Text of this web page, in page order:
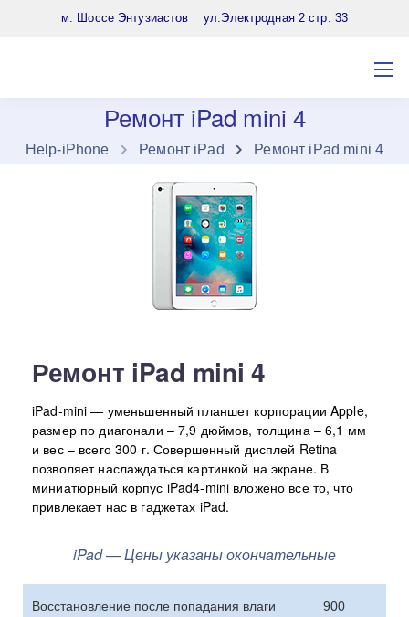
8 (903) 961-65-64
м. Шоссе Энтузиастов ул.Электродная 2 стр. 33
Ремонт iPad mini 4
Нelp-iPhone Ремонт iPad Ремонт iPad mini 4
Ремонт iPad mini 4
iPad-mini — уменьшенный планшет корпорации Apple,
размер по диагонали – 7,9 дюймов, толщина – 6,1 мм
и вес – всего 300 г. Совершенный дисплей Retina
позволяет наслаждаться картинкой на экране. В
миниатюрный корпус iPad4-mini вложено все то, что
привлекает нас в гаджетах iPad.
iPad — Цены указаны окончательные
Восстановление после попадания влаги 900